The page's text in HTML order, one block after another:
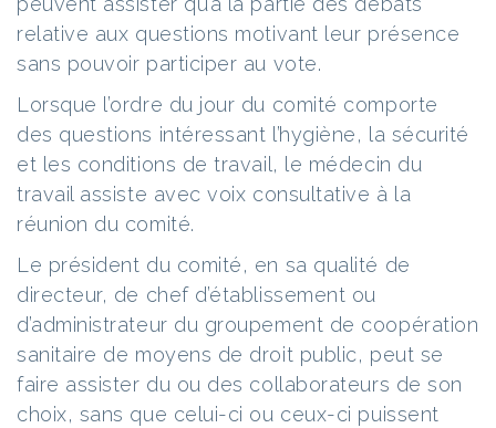
relative aux questions motivant leur présence
sans pouvoir participer au vote.
Lorsque l’ordre du jour du comité comporte
des questions intéressant l’hygiène, la sécurité
et les conditions de travail, le médecin du
travail assiste avec voix consultative à la
réunion du comité.
Le président du comité, en sa qualité de
directeur, de chef d’établissement ou
d’administrateur du groupement de coopération
sanitaire de moyens de droit public, peut se
faire assister du ou des collaborateurs de son
choix, sans que celui-ci ou ceux-ci puissent